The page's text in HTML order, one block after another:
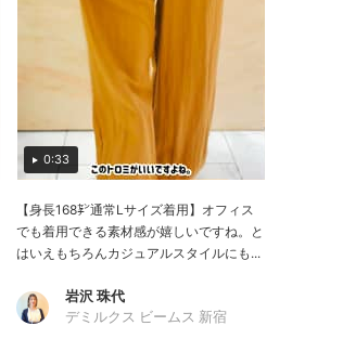
0:33
【身長168㌢通常Lサイズ着用】オフィス
でも着用できる素材感が嬉しいですね。と
はいえもちろんカジュアルスタイルにも...
岩沢 珠代
デミルクス ビームス 新宿